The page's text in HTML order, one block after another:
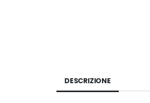
DESCRIZIONE